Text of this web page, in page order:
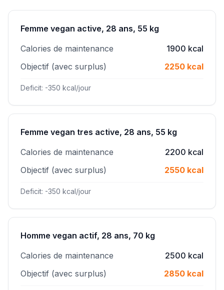
Femme vegan active, 28 ans, 55 kg
Calories de maintenance
1900 kcal
Objectif (avec surplus)
2250 kcal
Deficit: -350 kcal/jour
Femme vegan tres active, 28 ans, 55 kg
Calories de maintenance
2200 kcal
Objectif (avec surplus)
2550 kcal
Deficit: -350 kcal/jour
Homme vegan actif, 28 ans, 70 kg
Calories de maintenance
2500 kcal
Objectif (avec surplus)
2850 kcal